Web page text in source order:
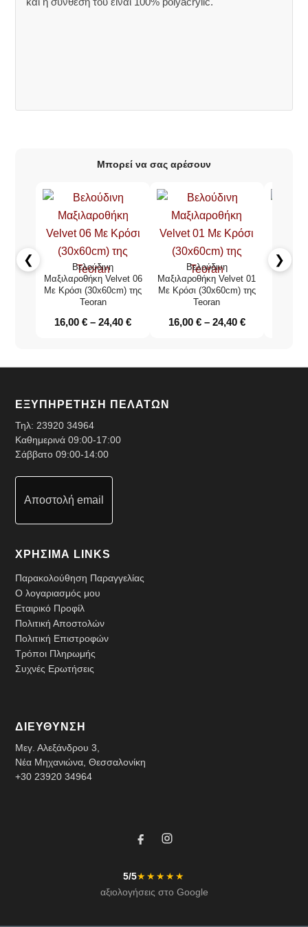
Μπορεί να σας αρέσουν
❮
Βελούδινη
Μαξιλαροθήκη Velvet 06
Με Κρόσι (30x60cm) της
Teoran
16,00€ – 24,40€
Βελούδινη
Μαξιλαροθήκη Velvet 01
Με Κρόσι (30x60cm) της
Teoran
16,00 € – 24,40 €
❯
ΕΞΥΠΗΡΕΤΗΣΗ ΠΕΛΑΤΩΝ
Τηλ:23920 34964
Καθημερινά 09:00-17:00
Σάββατο 09:00-14:00
Αποστολή email
ΧΡΗΣΙΜΑ LINKS
Παρακολούθηση Παραγγελίας
Ο λογαριασμός μου
Εταιρικό Προφίλ
Πολιτική Αποστολών
Πολιτική Επιστροφών
Τρόποι Πληρωμής
Συχνές Ερωτήσεις
ΔΙΕΥΘΥΝΣΗ
Μεγ. Αλεξάνδρου 3,
Νέα Μηχανιώνα, Θεσσαλονίκη
+30 23920 34964
5/5★★★★★
αξιολογήσεις στο Google